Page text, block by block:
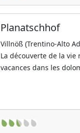
Planatschhof
Villnöß (Trentino-Alto
La découverte de la
vacances dans les